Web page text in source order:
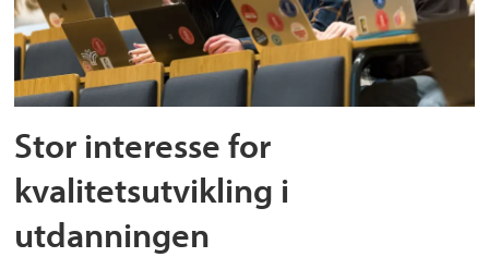
Stor interesse for
kvalitetsutvikling i
utdanningen